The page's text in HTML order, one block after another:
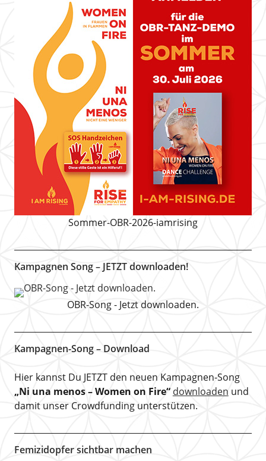
Sommer-OBR-2026-iamrising
Kampagnen Song – JETZT downloaden!
OBR-Song - Jetzt downloaden.
Kampagnen-Song – Download
Hier kannst Du JETZT den neuen Kampagnen-Song
„Ni una menos – Women on Fire“ downloaden und
damit unser Crowdfunding unterstützen.
Femizidopfer sichtbar machen